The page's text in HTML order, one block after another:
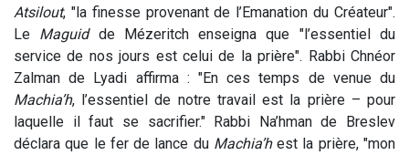
Atsilout, "la finesse provenant de l’Emanation du Créateur".
Le Maguidde Mézeritch enseigna que "l’essentiel du
service de nos jours est celui de la prière". Rabbi Chnéor
Zalman de Lyadi affirma : "En ces temps de venue du
Machia’h, l’essentiel de notre travail est la prière – pour
laquelle il faut se sacrifier." Rabbi Na’hman de Breslev
déclara que le fer de lance du Machia’hest la prière, "mon